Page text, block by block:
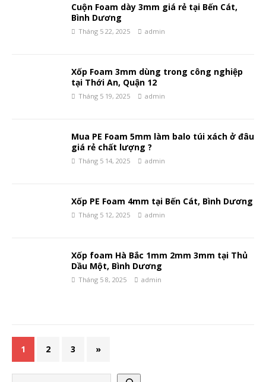
Cuộn Foam dày 3mm giá rẻ tại Bến Cát,
Bình Dương
Tháng 5 22, 2025 admin
Xốp Foam 3mm dùng trong công nghiệp
tại Thới An, Quận 12
Tháng 5 19, 2025 admin
Mua PE Foam 5mm làm balo túi xách ở đâu
giá rẻ chất lượng ?
Tháng 5 14, 2025 admin
Xốp PE Foam 4mm tại Bến Cát, Bình Dương
Tháng 5 12, 2025 admin
Xốp foam Hà Bắc 1mm 2mm 3mm tại Thủ
Dầu Một, Bình Dương
Tháng 5 8, 2025 admin
1 2 3 »